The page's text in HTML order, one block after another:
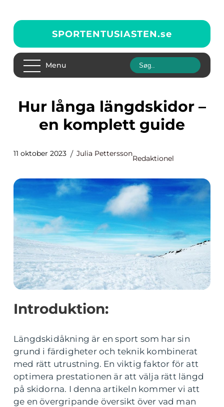
SPORTENTUSIASTEN.se
Menu
Hur långa längdskidor –
en komplett guide
11 oktober 2023 Julia Pettersson
Redaktionel
Introduktion:
Längdskidåkning är en sport som har sin
grund i färdigheter och teknik kombinerat
med rätt utrustning. En viktig faktor för att
optimera prestationen är att välja rätt längd
på skidorna. I denna artikeln kommer vi att
ge en övergripande översikt över vad man